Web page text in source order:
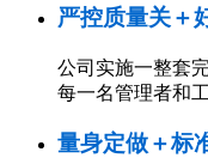
严控质量关＋
公司实施一整套
每一名管理者和
量身定做＋标